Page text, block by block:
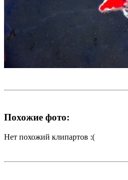
Похожие фото:
Нет похожий клипартов :(